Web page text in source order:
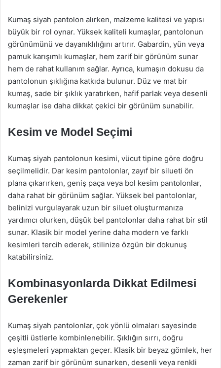
Kumaş siyah pantolon alırken, malzeme kalitesi ve yapısı
büyük bir rol oynar. Yüksek kaliteli kumaşlar, pantolonun
görünümünü ve dayanıklılığını artırır. Gabardin, yün veya
pamuk karışımlı kumaşlar, hem zarif bir görünüm sunar
hem de rahat kullanım sağlar. Ayrıca, kumaşın dokusu da
pantolonun şıklığına katkıda bulunur. Düz ve mat bir
kumaş, sade bir şıklık yaratırken, hafif parlak veya desenli
kumaşlar ise daha dikkat çekici bir görünüm sunabilir.
Kesim ve Model Seçimi
Kumaş siyah pantolonun kesimi, vücut tipine göre doğru
seçilmelidir. Dar kesim pantolonlar, zayıf bir silueti ön
plana çıkarırken, geniş paça veya bol kesim pantolonlar,
daha rahat bir görünüm sağlar. Yüksek bel pantolonlar,
belinizi vurgulayarak uzun bir siluet oluşturmanıza
yardımcı olurken, düşük bel pantolonlar daha rahat bir stil
sunar. Klasik bir model yerine daha modern ve farklı
kesimleri tercih ederek, stilinize özgün bir dokunuş
katabilirsiniz.
Kombinasyonlarda Dikkat Edilmesi
Gerekenler
Kumaş siyah pantolonlar, çok yönlü olmaları sayesinde
çeşitli üstlerle kombinlenebilir. Şıklığın sırrı, doğru
eşleşmeleri yapmaktan geçer. Klasik bir beyaz gömlek, her
zaman zarif bir görünüm sunarken, desenli veya renkli